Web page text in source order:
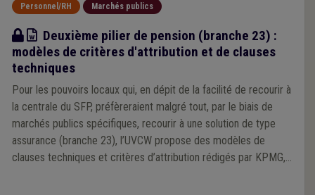
Personnel/RH Marchés publics
Modèle
Deuxième pilier de pension (branche 23) :
modèles de critères d'attribution et de clauses
techniques
Pour les pouvoirs locaux qui, en dépit de la facilité de recourir à
la centrale du SFP, préfèreraient malgré tout, par le biais de
marchés publics spécifiques, recourir à une solution de type
assurance (branche 23), l’UVCW propose des modèles de
clauses techniques et critères d’attribution rédigés par KPMG,